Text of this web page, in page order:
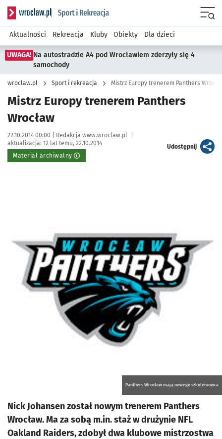
Serwis informacyjny wroclaw.pl podserwis: Sport i rekreacja
Aktualności Rekreacja Kluby Obiekty Dla dzieci
UWAGA! Na autostradzie A4 pod Wrocławiem zderzyły się 4
samochody
wroclaw.pl Sport i rekreacja Mistrz Europy trenerem Panthers
Mistrz Europy trenerem Panthers
Wrocław
Data publikacji:
22.10.2014 00:00 | Autor:
Redakcja www.wroclaw.pl
aktualizacja: 12 lat temu, 22.10.2014
Materiał archiwalny
Udostępnijartykuł
Panthers Wrocław mają nowego szkoleniowca
Nick Johansen został nowym trenerem Panthers
Wrocław. Ma za sobą m.in. staż w drużynie NFL
Oakland Raiders, zdobył dwa klubowe mistrzostwa